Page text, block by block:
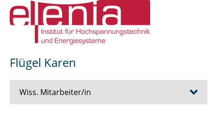
Flügel Karen
Wiss. Mitarbeiter/in